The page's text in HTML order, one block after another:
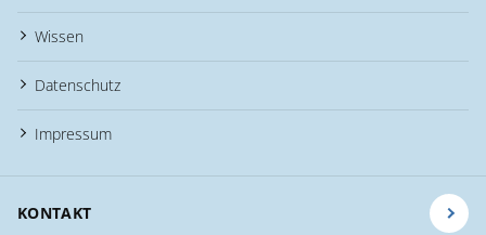
Wissen
Datenschutz
Impressum
KONTAKT